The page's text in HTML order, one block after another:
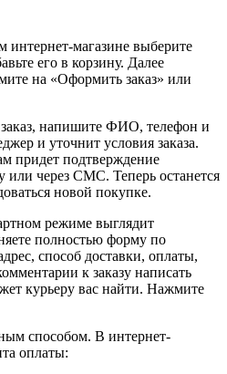
интернет-магазине выберите
его в корзину. Далее
на «Оформить заказ» или
напишите ФИО, телефон и
и уточнит условия заказа.
придет подтверждение
или через СМС. Теперь останется
новой покупке.
режиме выглядит
полностью форму по
способ доставки, оплаты,
к заказу написать
курьеру вас найти. Нажмите
способом. В интернет-
оплаты: